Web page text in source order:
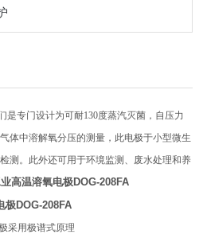
是专门设计为可耐130度蒸汽灭菌，自压力
体中溶解氧分压的测量，此电极于小型微生
测。此外还可用于环境监测、废水处理和养
高温溶氧电极DOG-208FA
极DOG-208FA
采用极谱式原理